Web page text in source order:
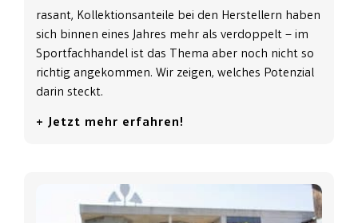
rasant, Kollektionsanteile bei den Herstellern haben
sich binnen eines Jahres mehr als verdoppelt – im
Sportfachhandel ist das Thema aber noch nicht so
richtig angekommen. Wir zeigen, welches Potenzial
darin steckt.
+ Jetzt mehr erfahren!